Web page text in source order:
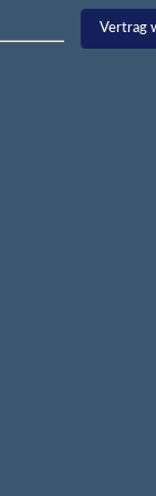
Vertrag